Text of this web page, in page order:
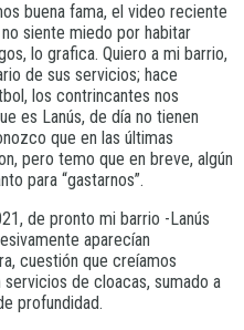
buena fama, el video reciente
siente miedo por habitar
lo grafica. Quiero a mi barrio,
de sus servicios; hace
los contrincantes nos
es Lanús, de día no tienen
que en las últimas
pero temo que en breve, algún
para “gastarnos”.
de pronto mi barrio -Lanús
aparecían
cuestión que creíamos
de cloacas, sumado a
profundidad.